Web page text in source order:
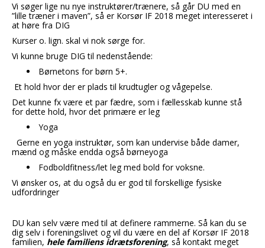
Vi søger lige nu nye instruktører/trænere, så går DU med en
”lille træner i maven”, så er Korsør IF 2018 meget interesseret i
at høre fra DIG
Kurser o. lign. skal vi nok sørge for.
Vi kunne bruge DIG til nedenstående:
Børnetons for børn 5+.
Et hold hvor der er plads til krudtugler og vågepelse.
Det kunne fx være et par fædre, som i fællesskab kunne stå
for dette hold, hvor det primære er leg
Yoga
Gerne en yoga instruktør, som kan undervise både damer,
mænd og måske endda også børneyoga
Fodboldfitness/let leg med bold for voksne.
Vi ønsker os, at du også du er god til forskellige fysiske
udfordringer
DU kan selv være med til at definere rammerne. Så kan du se
dig selv i foreningslivet og vil du være en del af Korsør IF 2018
familien, hele familiens idrætsforening, så kontakt meget